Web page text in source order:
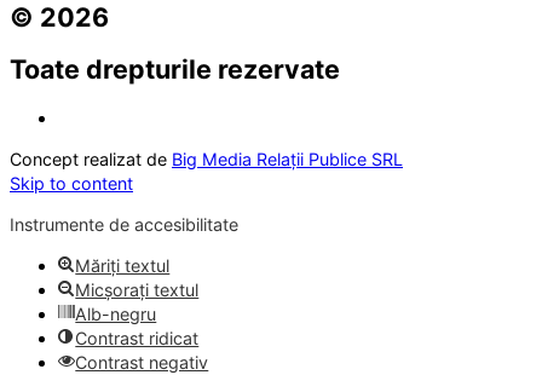
© 2026
Toate drepturile rezervate
Concept realizat de Big Media Relații Publice SRL
Skip to content
Instrumente de accesibilitate
Măriți textul
Micșorați textul
Alb-negru
Contrast ridicat
Contrast negativ